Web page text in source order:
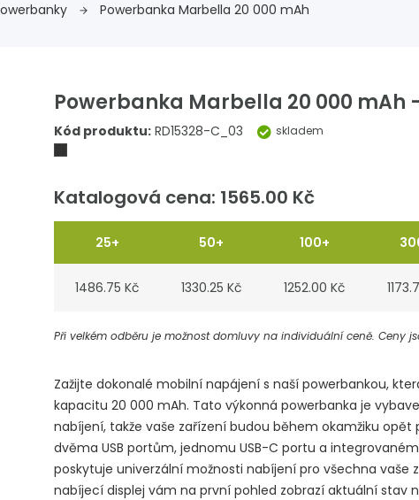
Powerbanka Marbella 20 000 mAh
Powerbanka Marbella 20 000 mAh
Kód produktu: RD15328-C_03 skladem
Katalogová cena: 1565.00 Kč
25+ 50+ 100+
1486.75 Kč 1330.25 Kč 1252.00 Kč
Při velkém odběru je možnost domluvy na individuální ceně. Ceny
Zažijte dokonalé mobilní napájení s naší powerbankou,
kapacitu 20 000 mAh. Tato výkonná powerbanka je
nabíjení, takže vaše zařízení budou během okamžiku opět
dvěma USB portům, jednomu USB-C portu a
poskytuje univerzální možnosti nabíjení pro všechna vaše
nabíjecí displej vám na první pohled zobrazí aktuální stav